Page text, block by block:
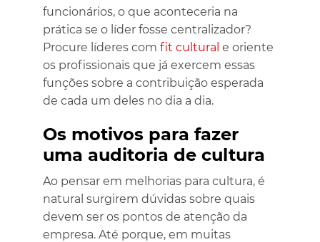
funcionários, o que aconteceria na
prática se o líder fosse centralizador?
Procure líderes com fit cultural e oriente
os profissionais que já exercem essas
funções sobre a contribuição esperada
de cada um deles no dia a dia.
Os motivos para fazer
uma auditoria de cultura
Ao pensar em melhorias para cultura, é
natural surgirem dúvidas sobre quais
devem ser os pontos de atenção da
empresa. Até porque, em muitas